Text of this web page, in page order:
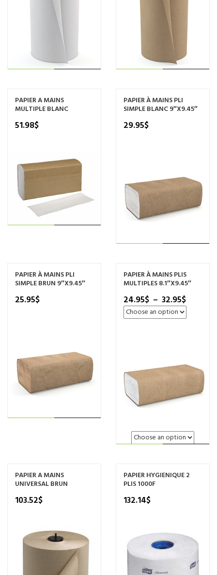
AJOUTER AU
PANIER
AJOUTER AU
PANIER
PAPIER A MAINS
MULTIPLE BLANC
51.98$
PANIER
PAPIER À MAINS PLI
SIMPLE BLANC 9″X9.45″
29.95$
SUITE
PAPIER À MAINS PLI
SIMPLE BRUN 9″X9.45″
25.95$
PAPIER À MAINS PLIS
MULTIPLES 8.1″X9.45″
24.95$ – 32.95$Plage
de
prix :
DES OPTIONS
plusieurs
choisies
sur
PAPIER A MAINS
UNIVERSAL BRUN
103.52$
PAPIER HYGIENIQUE 2
PLIS 1000F
132.14$